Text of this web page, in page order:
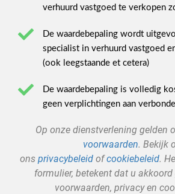
verhuurd vastgoed te verkopen
De waardebepaling wordt
specialist in verhuurd vastgoed
(ook leegstaande et cetera)
De waardebepaling is volledig
geen verplichtingen aan
Op onze dienstverlening gelden
voorwaarden. Bekijk
ons privacybeleidofcookiebeleid.
formulier, betekent dat u
voorwaarden, privacy en